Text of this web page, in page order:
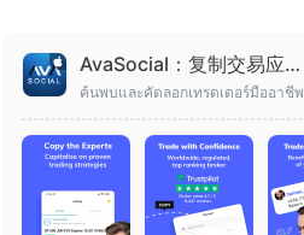
AvaSocial：复制交易应用
程序
ค้นพบและคัดลอกเทรดเดอร์มืออาชีพ